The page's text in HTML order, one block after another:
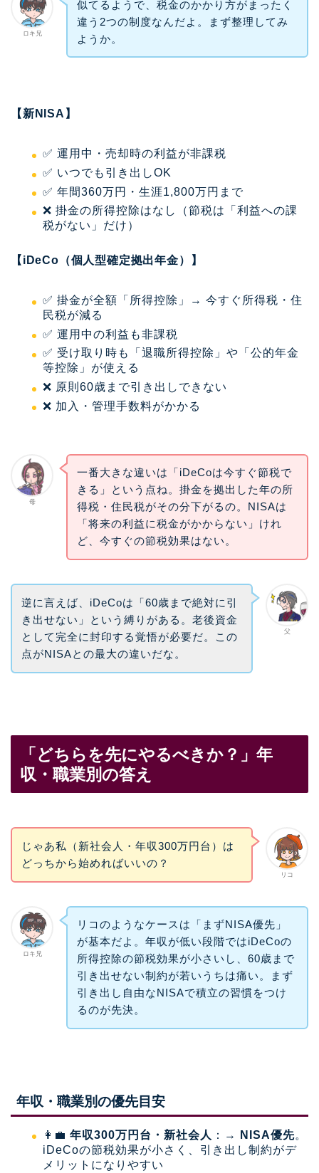
ロキ兄
似てるようで、税金のかかり方がまったく
違う2つの制度なんだよ。まず整理してみ
ようか。
【新NISA】
✅ 運用中・売却時の利益が非課税
✅ いつでも引き出しOK
✅ 年間360万円・生涯1,800万円まで
❌ 掛金の所得控除はなし（節税は「利益への課
税がない」だけ）
【iDeCo（個人型確定拠出年金）】
✅ 掛金が全額「所得控除」→ 今すぐ所得税・住
民税が減る
✅ 運用中の利益も非課税
✅ 受け取り時も「退職所得控除」や「公的年金
等控除」が使える
❌ 原則60歳まで引き出しできない
❌ 加入・管理手数料がかかる
母
一番大きな違いは「iDeCoは今すぐ節税で
きる」という点ね。掛金を拠出した年の所
得税・住民税がその分下がるの。NISAは
「将来の利益に税金がかからない」けれ
ど、今すぐの節税効果はない。
父
逆に言えば、iDeCoは「60歳まで絶対に引
き出せない」という縛りがある。老後資金
として完全に封印する覚悟が必要だ。この
点がNISAとの最大の違いだな。
「どちらを先にやるべきか？」年
収・職業別の答え
リコ
じゃあ私（新社会人・年収300万円台）は
どっちから始めればいいの？
ロキ兄
リコのようなケースは「まずNISA優先」
が基本だよ。年収が低い段階ではiDeCoの
所得控除の節税効果が小さいし、60歳まで
引き出せない制約が若いうちは痛い。まず
引き出し自由なNISAで積立の習慣をつけ
るのが先決。
年収・職業別の優先目安
👩‍💼 年収300万円台・新社会人 ：→ NISA優先。
iDeCoの節税効果が小さく、引き出し制約がデ
メリットになりやすい